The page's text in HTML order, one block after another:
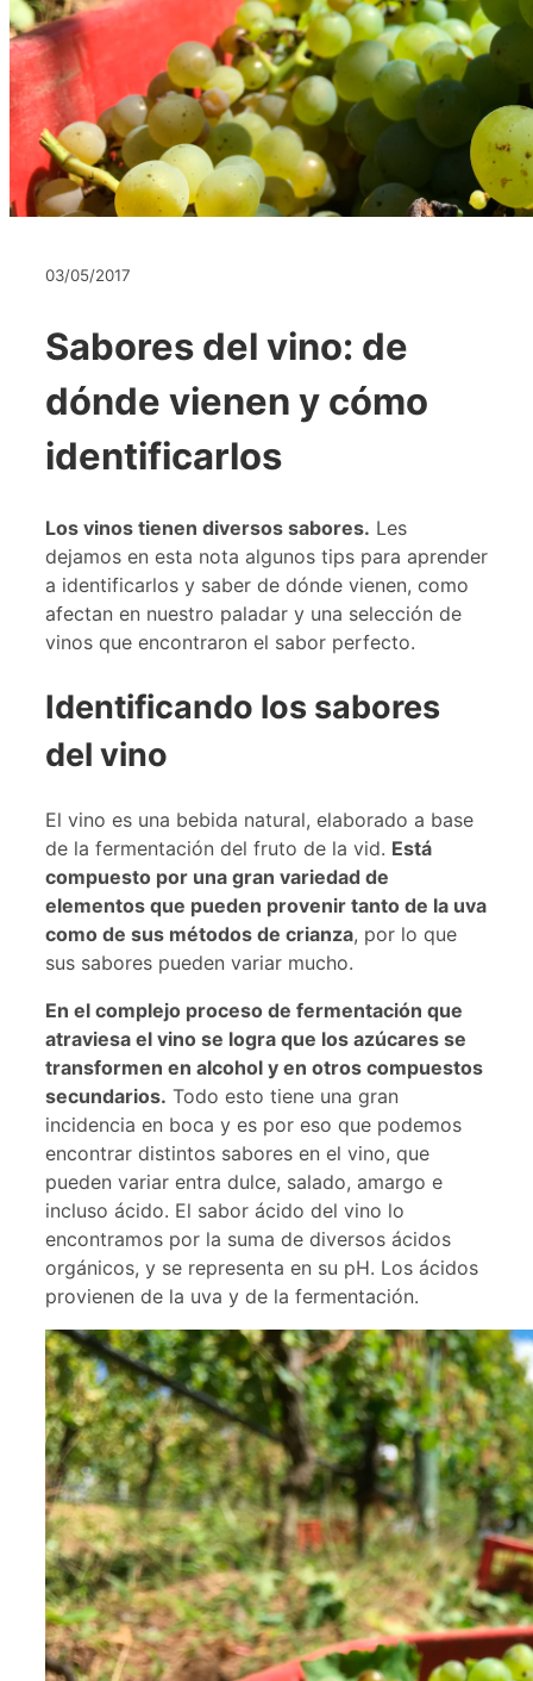
03/05/2017
Sabores del vino: de
dónde vienen y cómo
identificarlos
Los vinos tienen diversos sabores. Les
dejamos en esta nota algunos tips para aprender
a identificarlos y saber de dónde vienen, como
afectan en nuestro paladar y una selección de
vinos que encontraron el sabor perfecto.
Identificando los sabores
del vino
El vino es una bebida natural, elaborado a base
de la fermentación del fruto de la vid. Está
compuesto por una gran variedad de
elementos que pueden provenir tanto de la uva
como de sus métodos de crianza, por lo que
sus sabores pueden variar mucho.
En el complejo proceso de fermentación que
atraviesa el vino se logra que los azúcares se
transformen en alcohol y en otros compuestos
secundarios. Todo esto tiene una gran
incidencia en boca y es por eso que podemos
encontrar distintos sabores en el vino, que
pueden variar entra dulce, salado, amargo e
incluso ácido. El sabor ácido del vino lo
encontramos por la suma de diversos ácidos
orgánicos, y se representa en su pH. Los ácidos
provienen de la uva y de la fermentación.